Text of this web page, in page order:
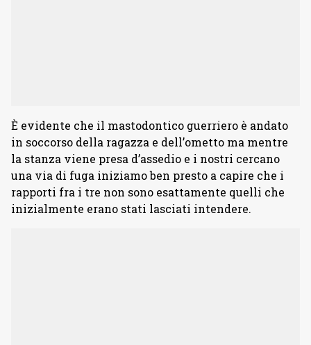
È evidente che il mastodontico guerriero è andato
in soccorso della ragazza e dell’ometto ma mentre
la stanza viene presa d’assedio e i nostri cercano
una via di fuga iniziamo ben presto a capire che i
rapporti fra i tre non sono esattamente quelli che
inizialmente erano stati lasciati intendere.